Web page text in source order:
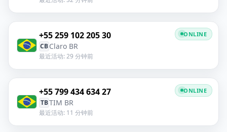
+55 259 102 205 30
CBClaro BR
最近活动: 29 分钟前
ONLINE
+55 799 434 634 27
TBTIM BR
最近活动: 11 分钟前
ONLINE